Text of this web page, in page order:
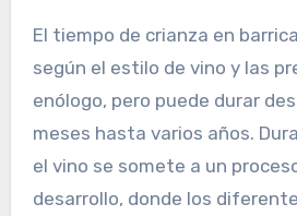
El tiempo de crianza en
según el estilo de vino y las
enólogo, pero puede durar
meses hasta varios años.
el vino se somete a un
desarrollo, donde los